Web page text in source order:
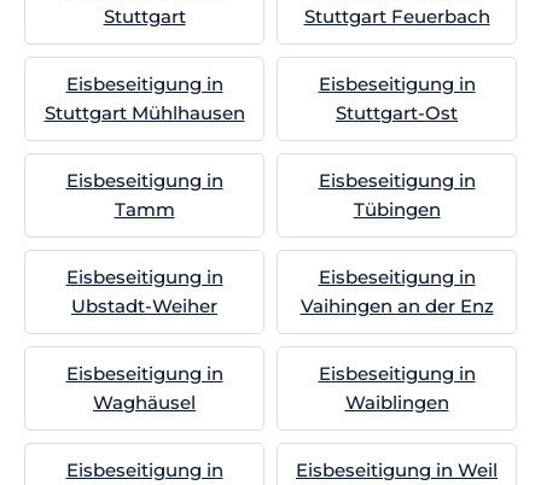
Stuttgart
Stuttgart Feuerbach
Eisbeseitigung in
Stuttgart Mühlhausen
Eisbeseitigung in
Stuttgart-Ost
Eisbeseitigung in
Tamm
Eisbeseitigung in
Tübingen
Eisbeseitigung in
Ubstadt-Weiher
Eisbeseitigung in
Vaihingen an der Enz
Eisbeseitigung in
Waghäusel
Eisbeseitigung in
Waiblingen
Eisbeseitigung in Eisbeseitigung in Weil